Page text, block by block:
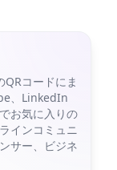
コードにま
、LinkedIn
お気に入りの
インコミュニ
サー、ビジネ